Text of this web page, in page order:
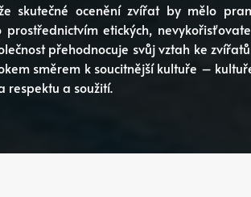
skutečné ocenění zvířat by mělo
etických,
přehodnocuje svůj vztah ke
směrem k soucitnější kultuře –
respektu a soužití.